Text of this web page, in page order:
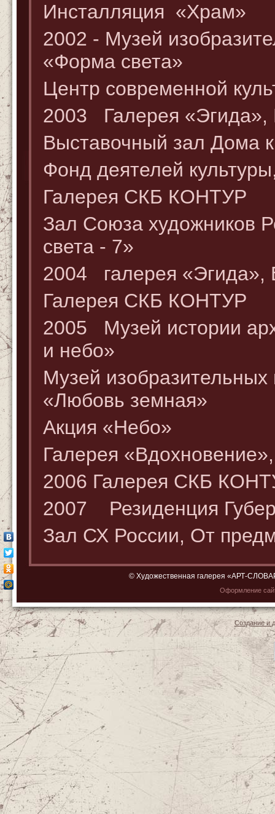
Инсталляция «Храм»
2002 - Музей
«Форма света»
Центр современной
2003 Галерея «Эгида»,
Выставочный зал Дома
Фонд деятелей
Галерея СКБ КОНТУР
Зал Союза художников
света - 7»
2004 галерея «Эгида»,
Галерея СКБ КОНТУР
2005 Музей истории
и небо»
Музей изобразительных
«Любовь земная»
Акция «Небо»
Галерея
2006 Галерея СКБ
2007 Резиденция
Зал СХ России, От
© Художественная галерея «АРТ-
Оформление
Создание и